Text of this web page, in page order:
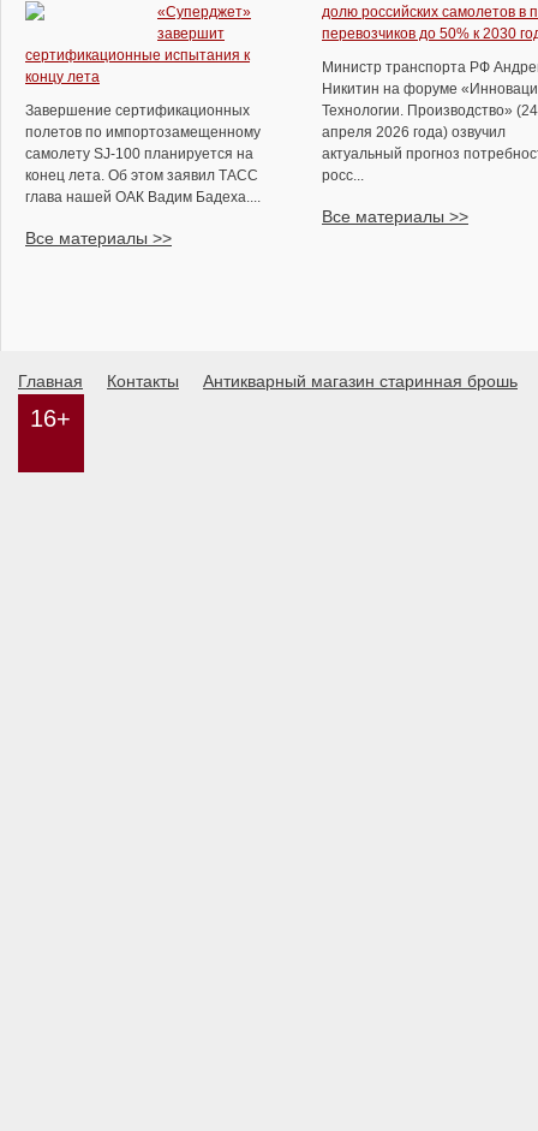
«Суперджет»
завершит
сертификационные испытания к
концу лета
Завершение сертификационных
полетов по импортозамещенному
самолету SJ-100 планируется на
конец лета. Об этом заявил ТАСС
глава нашей ОАК Вадим Бадеха....
Все материалы >>
долю российских самолетов в
перевозчиков до 50% к 2030
Министр транспорта РФ
Никитин на форуме
Технологии. Производство» (24
апреля 2026 года) озвучил
актуальный прогноз
росс...
Все материалы >>
Главная Контакты Антикварный магазин старинная брошь
16+